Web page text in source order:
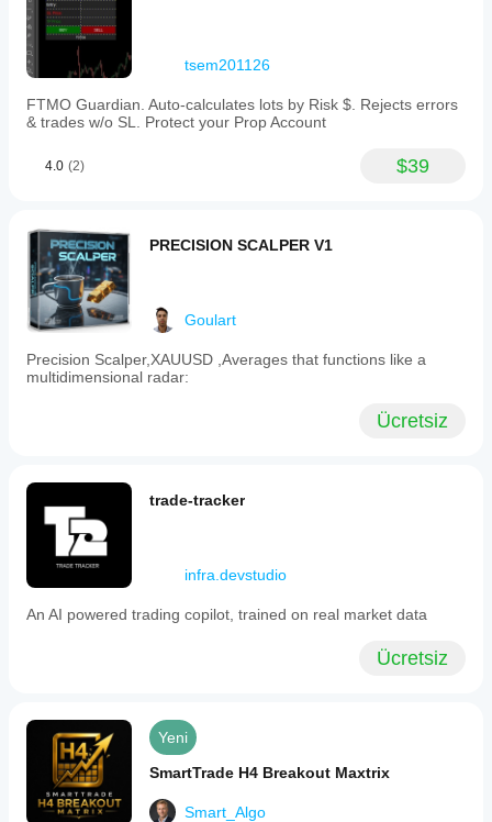
tsem201126
FTMO Guardian. Auto-calculates lots by Risk $. Rejects errors
& trades w/o SL. Protect your Prop Account
4.0 (2) $39
PRECISION SCALPER V1
Goulart
Precision Scalper,XAUUSD ,Averages that functions like a
multidimensional radar:
Ücretsiz
trade-tracker
infra.devstudio
An AI powered trading copilot, trained on real market data
Ücretsiz
Yeni
SmartTrade H4 Breakout Maxtrix
Smart_Algo